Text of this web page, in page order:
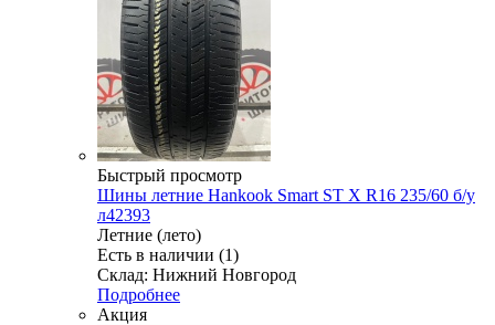
Быстрый просмотр
Шины летние Hankook Smart ST X R16 235/60 б/у
л42393
Летние (лето)
Есть в наличии (1)
Склад: Нижний Новгород
Подробнее
Акция